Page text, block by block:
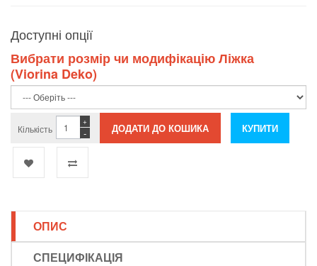
Доступні опції
Вибрати розмір чи модифікацію Ліжка
(Viorina Deko)
Кількість -
+
ОПИС
СПЕЦИФІКАЦІЯ